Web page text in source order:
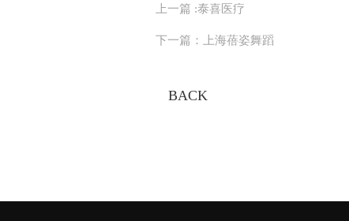
上一篇 :泰喜医疗
下一篇： 上海蓓姿舞蹈
BACK